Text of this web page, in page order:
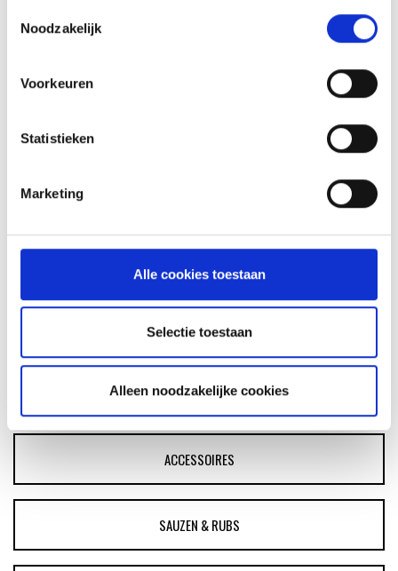
Noodzakelijk
Voorkeuren
Statistieken
Marketing
Alle cookies toestaan
Selectie toestaan
Alleen noodzakelijke cookies
RECEPT
ASSORTIMENT
BARBECUE'S
ACCESSOIRES
SAUZEN & RUBS